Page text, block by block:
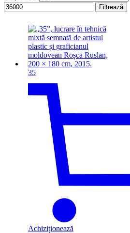
Filtrează
35
Achiziționează